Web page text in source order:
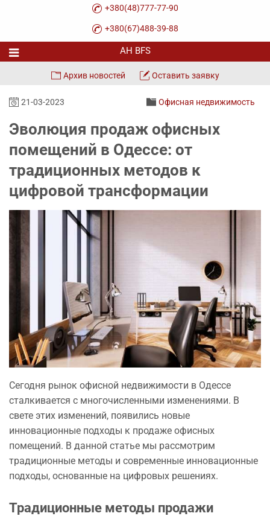
+380(48)777-77-90
+380(67)488-39-88
Архив новостей Оставить заявку
21-03-2023 Офисная недвижимость
Эволюция продаж офисных
помещений в Одессе: от
традиционных методов к
цифровой трансформации
Сегодня рынок офисной недвижимости в Одессе
сталкивается с многочисленными изменениями. В
свете этих изменений, появились новые
инновационные подходы к продаже офисных
помещений. В данной статье мы рассмотрим
традиционные методы и современные инновационные
подходы, основанные на цифровых решениях.
Традиционные методы продажи